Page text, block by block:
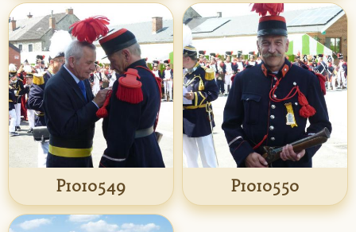
P1010549 P1010550